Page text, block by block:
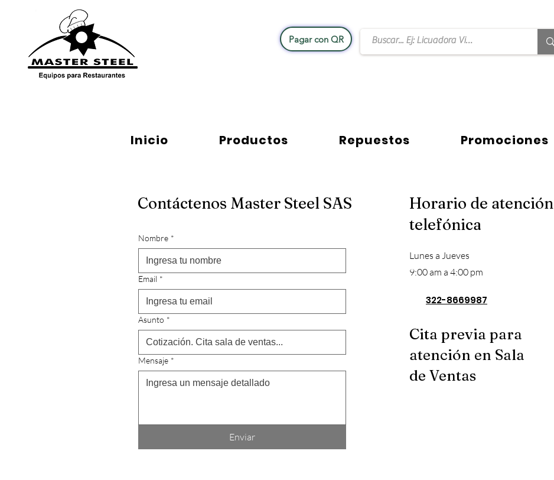
Pagar con QR
Inicio Repuestos Rational Equipos y Accesorios Contacto Wix
Inicio Productos Repuestos Promociones
Contáctenos Master Steel SAS
Nombre *
Email *
Asunto *
Mensaje *
Enviar
Horario de atención
telefónica
Lunes a Jueves
9:00 am a 4:00 pm
322-8669987
Cita previa para
atención en Sala
de Ventas